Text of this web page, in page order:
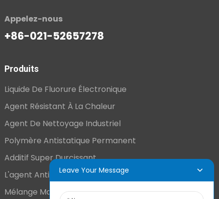
Appelez-nous
+86-021-52657278
Produits
Liquide De Fluorure Électronique
Agent Résistant À La Chaleur
Agent De Nettoyage Industriel
Polymère Antistatique Permanent
Additif Super Durcissant
L'agent Antistatique Longue Durée
Mélange Maître VCI
Leave Your Message